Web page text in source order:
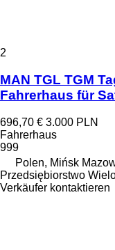
2
MAN TGL TGM
Fahrerhaus für
696,70 € 3.000 PLN
Fahrerhaus
999
Polen, Mińsk
Przedsiębiorstwo
Verkäufer kontaktieren